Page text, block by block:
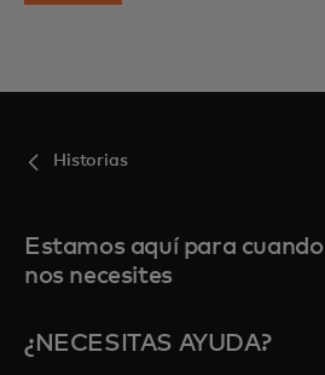
Historias
Estamos aquí para cuando
nos necesites
¿NECESITAS AYUDA?